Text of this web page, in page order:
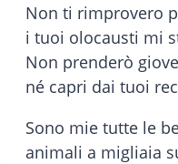
Non ti rimprovero
i tuoi olocausti mi
Non prenderò
né capri dai tuoi
Sono mie tutte le
animali a migliaia